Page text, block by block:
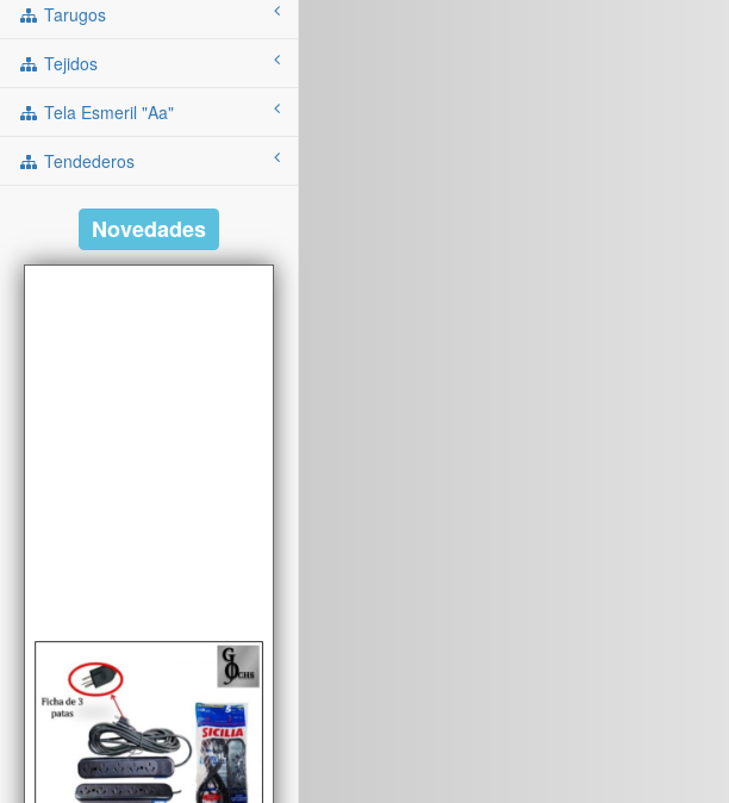
Tarugos
Tejidos
Tela Esmeril "aa"
Tendederos
Novedades